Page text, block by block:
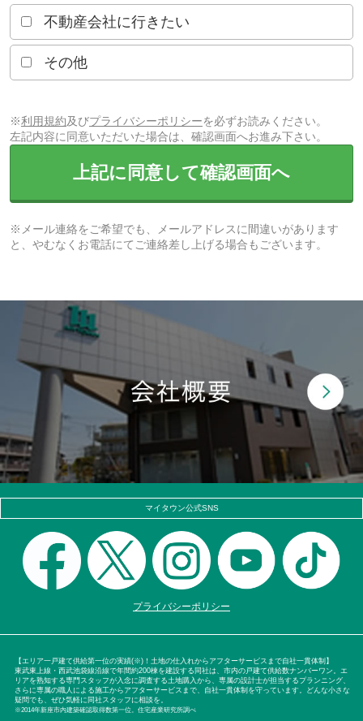
不動産会社に行きたい
その他
※利用規約及びプライバシーポリシーを必ずお読みください。
左記内容に同意いただいた場合は、確認画面へお進み下さい。
上記に同意して確認画面へ
※メール連絡をご希望でも、メールアドレスに間違いがあります
と、やむなくお電話にてご連絡差し上げる場合もございます。
マイタウン公式SNS
プライバシーポリシー
【エリア一戸建て供給第一位の実績(※)！土地の仕入れからアフターサービスまで自社一貫体制】
東武東上線・西武池袋線沿線で年間約200棟を建設する同社は、市内の戸建て供給数ナンバーワン。エ
リアを熟知する専門スタッフが入念に調査する土地購入から、専属の設計士が担当するプランニング、
さらに専属の職人による施工からアフターサービスまで、自社一貫体制を守っています。どんな小さな
疑問でも、ぜひ気軽に同社スタッフに相談を。
※2014年新座市内建築確認取得数第一位。住宅産業研究所調べ